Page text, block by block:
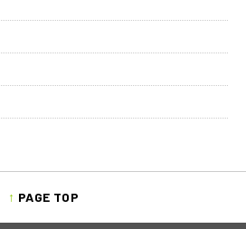
PAGE TOP